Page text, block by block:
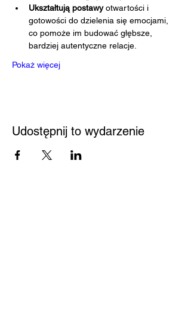
Ukształtują postawy otwartości i
gotowości do dzielenia się emocjami,
co pomoże im budować głębsze,
bardziej autentyczne relacje.
Pokaż więcej
Udostępnij to wydarzenie